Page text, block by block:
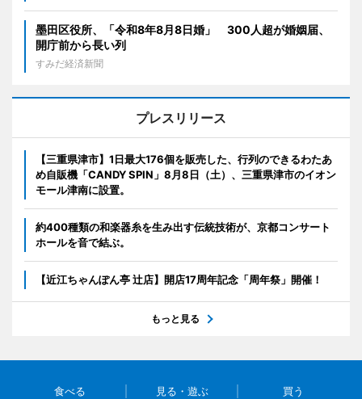
墨田区役所、「令和8年8月8日婚」 300人超が婚姻届、
開庁前から長い列
すみだ経済新聞
プレスリリース
【三重県津市】1日最大176個を販売した、行列のできるわたあ
め自販機「CANDY SPIN」8月8日（土）、三重県津市のイオン
モール津南に設置。
約400種類の和楽器糸を生み出す伝統技術が、京都コンサート
ホールを音で結ぶ。
【近江ちゃんぽん亭 辻店】開店17周年記念「周年祭」開催！
もっと見る
食べる 見る・遊ぶ 買う